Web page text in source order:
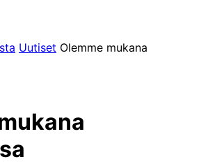
Uutiset Olemme mukana